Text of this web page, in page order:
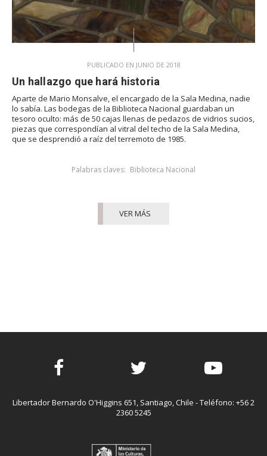
PUBLICADO EN JUNIO DE 2018
Un hallazgo que hará historia
Aparte de Mario Monsalve, el encargado de la Sala Medina, nadie
lo sabía. Las bodegas de la Biblioteca Nacional guardaban un
tesoro oculto: más de 50 cajas llenas de pedazos de vidrios sucios,
piezas que correspondían al vitral del techo de la Sala Medina,
que se desprendió a raíz del terremoto de 1985.
Palabras claves: Biblioteca Nacional
VER MÁS
Libertador Bernardo O'Higgins 651, Santiago, Chile - Teléfono: +56 2
2360 5245